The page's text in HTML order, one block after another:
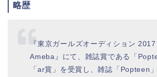
略歴
『東京ガールズオーディション
Ameba』にて、雑誌賞である「
「ar賞」を受賞し、雑誌「Popteen